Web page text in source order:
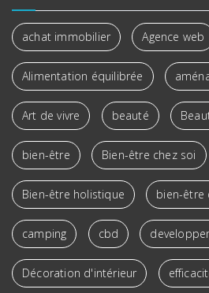
achat immobilier Agence web
Alimentation équilibrée
Art de vivre beauté
bien-être Bien-être chez soi
Bien-être holistique bien-être
camping cbd
Décoration d'intérieur